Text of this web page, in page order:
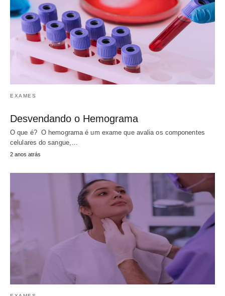
EXAMES
Desvendando o Hemograma
O que é? O hemograma é um exame que avalia os componentes
celulares do sangue,…
2 anos atrás